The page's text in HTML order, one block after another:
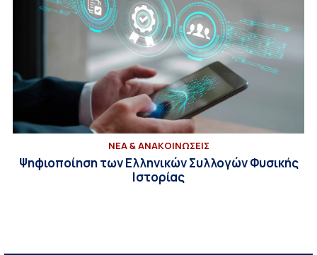
ΝΕΑ & ΑΝΑΚΟΙΝΩΣΕΙΣ
Ψηφιοποίηση των Ελληνικών Συλλογών Φυσικής
Ιστορίας